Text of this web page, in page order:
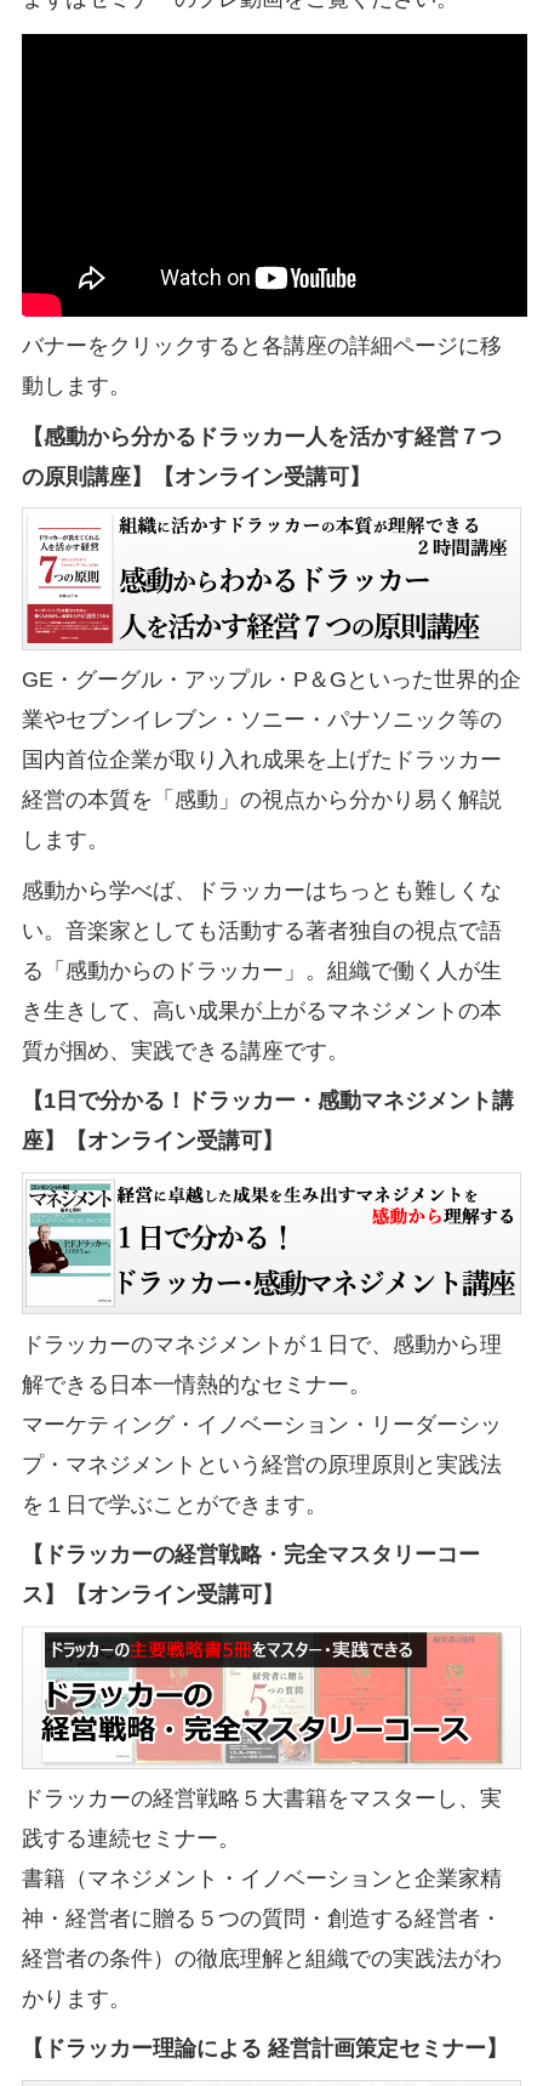
バナーをクリックすると各講座の詳細ページに移
動します。
【感動から分かるドラッカー人を活かす経営７つ
の原則講座】【オンライン受講可】
GE・グーグル・アップル・P＆Gといった世界的企
業やセブンイレブン・ソニー・パナソニック等の
国内首位企業が取り入れ成果を上げたドラッカー
経営の本質を「感動」の視点から分かり易く解説
します。
感動から学べば、ドラッカーはちっとも難しくな
い。音楽家としても活動する著者独自の視点で語
る「感動からのドラッカー」。組織で働く人が生
き生きして、高い成果が上がるマネジメントの本
質が掴め、実践できる講座です。
【1日で分かる！ドラッカー・感動マネジメント講
座】【オンライン受講可】
ドラッカーのマネジメントが１日で、感動から理
解できる日本一情熱的なセミナー。
マーケティング・イノベーション・リーダーシッ
プ・マネジメントという経営の原理原則と実践法
を１日で学ぶことができます。
【ドラッカーの経営戦略・完全マスタリーコー
ス】【オンライン受講可】
ドラッカーの経営戦略５大書籍をマスターし、実
践する連続セミナー。
書籍（マネジメント・イノベーションと企業家精
神・経営者に贈る５つの質問・創造する経営者・
経営者の条件）の徹底理解と組織での実践法がわ
かります。
【ドラッカー理論による 経営計画策定セミナー】